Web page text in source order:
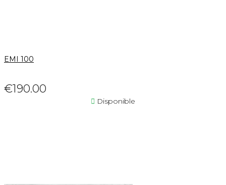
EMI 100
€190.00
 Disponible